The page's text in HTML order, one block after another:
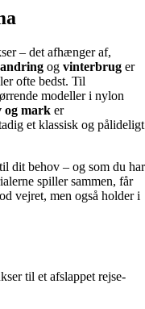
– det afhænger af,
og vinterbrug er
ofte bedst. Til
modeller i nylon
og mark er
et klassisk og pålideligt
dit behov – og som du har
spiller sammen, får
vejret, men også holder i
til et afslappet rejse-